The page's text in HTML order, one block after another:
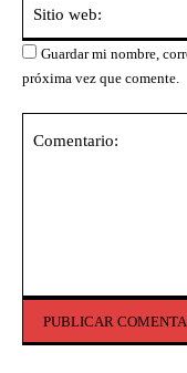
Guardar mi nombre,
próxima vez que comente.